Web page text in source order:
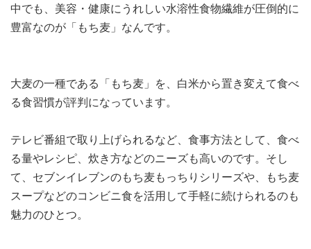
中でも、美容・健康にうれしい水溶性食物繊維が圧倒的に
豊富なのが「もち麦」なんです。
大麦の一種である「もち麦」を、白米から置き変えて食べ
る食習慣が評判になっています。
テレビ番組で取り上げられるなど、食事方法として、食べ
る量やレシピ、炊き方などのニーズも高いのです。そし
て、セブンイレブンのもち麦もっちりシリーズや、もち麦
スープなどのコンビニ食を活用して手軽に続けられるのも
魅力のひとつ。